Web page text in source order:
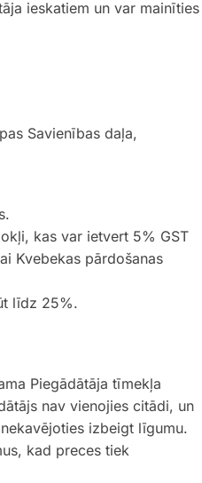
ieskatiem un var mainīties
Savienības daļa,
kas var ietvert 5% GST
Kvebekas pārdošanas
līdz 25%.
Piegādātāja tīmekļa
nav vienojies citādi, un
izbeigt līgumu.
kad preces tiek